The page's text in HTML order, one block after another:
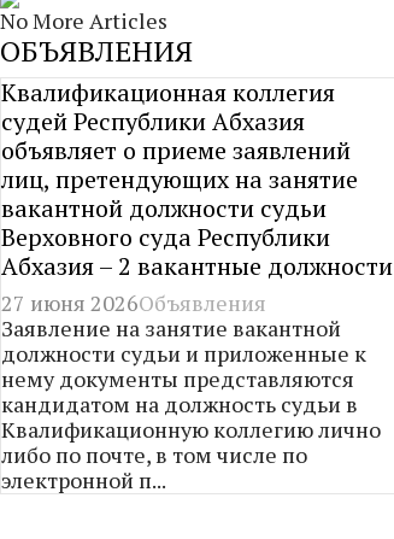
No More Articles
ОБЪЯВЛЕНИЯ
Квалификационная коллегия
судей Республики Абхазия
объявляет о приеме заявлений
лиц, претендующих на занятие
вакантной должности судьи
Верховного суда Республики
Абхазия – 2 вакантные должности
27 июня 2026Объявления
Заявление на занятие вакантной
должности судьи и приложенные к
нему документы представляются
кандидатом на должность судьи в
Квалификационную коллегию лично
либо по почте, в том числе по
электронной п...